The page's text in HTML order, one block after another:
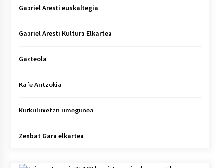
Gabriel Aresti euskaltegia
Gabriel Aresti Kultura Elkartea
Gazteola
Kafe Antzokia
Kurkuluxetan umegunea
Zenbat Gara elkartea